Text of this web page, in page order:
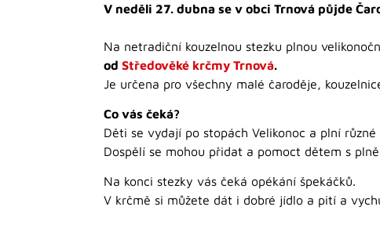
V neděli 27. dubna se v obci Trnová půjde
Na netradiční kouzelnou stezku plnou
od Středověké krčmy Trnová.
Je určena pro všechny malé čaroděje,
Co vás čeká?
Děti se vydají po stopách Velikonoc a plní různé
Dospělí se mohou přidat a pomoct dětem s
Na konci stezky vás čeká opékání špekáčků.
V krčmě si můžete dát i dobré jídlo a pití a